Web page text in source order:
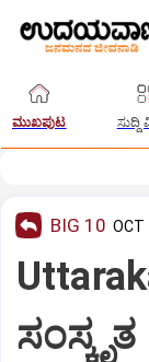
ಮುಖಪುಟ ಸುದ್ದಿ
BIG 10 OCT